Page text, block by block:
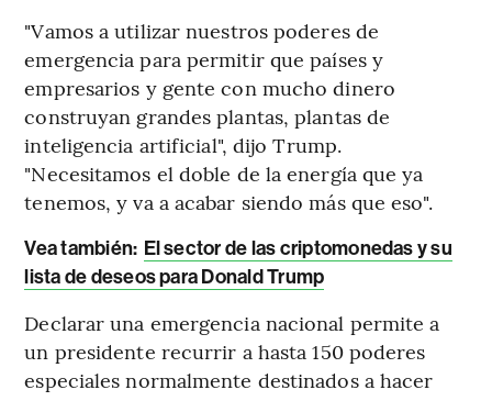
"Vamos a utilizar nuestros poderes de
emergencia para permitir que países y
empresarios y gente con mucho dinero
construyan grandes plantas, plantas de
inteligencia artificial", dijo Trump.
"Necesitamos el doble de la energía que ya
tenemos, y va a acabar siendo más que eso".
Vea también: El sector de las criptomonedas y su
lista de deseos para Donald Trump
Declarar una emergencia nacional permite a
un presidente recurrir a hasta 150 poderes
especiales normalmente destinados a hacer